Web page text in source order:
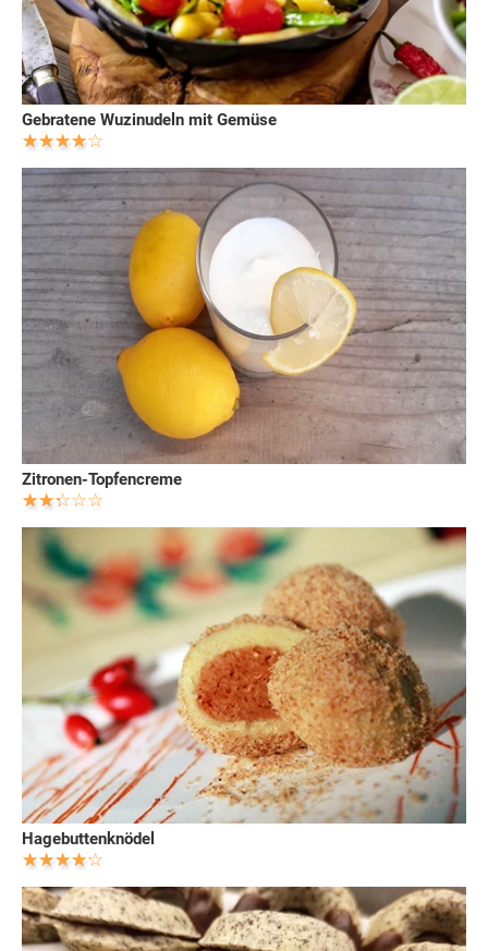
Gebratene Wuzinudeln mit Gemüse
Zitronen-Topfencreme
Hagebuttenknödel